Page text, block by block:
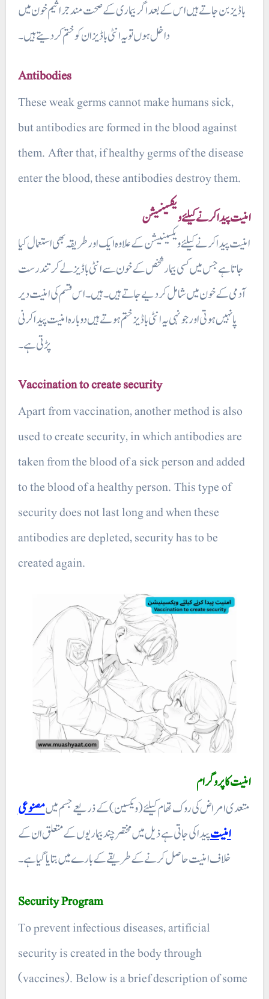
باڈیز بن جاتے ہیں اس کے بعد اگر بیماری کے صحت مند جراثیم خون میں
داخل ہوں تو یہ انٹی باڈیز ان کو ختم کر دیتے ہیں۔
Antibodies
These weak germs cannot make humans sick,
but antibodies are formed in the blood against
them. After that, if healthy germs of the disease
enter the blood, these antibodies destroy them.
امنیت پیدا کرنے کیلئے ویکسینیشن
امنیت پیدا کرنے کیلئے ویکسینیشن کے علاوہ ایک اور طریقہ بھی استعمال کیا
جاتا ہے جس میں کسی بیمار شخص کے خون سے انٹی باڈیز لے کر تندرست
آدمی کے خون میں شامل کر دیے جاتے ہیں۔ ہیں۔ اس قسم کی امنیت دیر
پا نہیں ہوتی اور جو نہی یہ انٹی باڈیز ختم ہوتے ہیں دوبارہ امنیت پیدا کرنی
پڑتی ہے۔
Vaccination to create security
Apart from vaccination, another method is also
used to create security, in which antibodies are
taken from the blood of a sick person and added
to the blood of a healthy person. This type of
security does not last long and when these
antibodies are depleted, security has to be
created again.
امنیت کا پروگرام
متعدی امراض کی روک تھام کیلئے (ویکسین) کے ذریعے جسم میںمصنوعی
امنیتپیدا کی جاتی ہے ذیل میں مختصر چند بیماریوں کے متعلق ان کے
خلاف امنیت حاصل کرنے کے طریقے کے بارے میں بتایا گیا ہے۔
Security Program
To prevent infectious diseases, artificial
security is created in the body through
(vaccines). Below is a brief description of some